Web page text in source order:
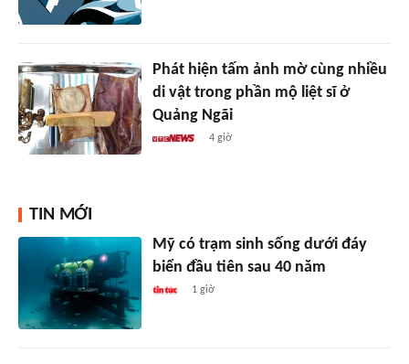
Phát hiện tấm ảnh mờ cùng nhiều
di vật trong phần mộ liệt sĩ ở
Quảng Ngãi
4 giờ
TIN MỚI
Mỹ có trạm sinh sống dưới đáy
biển đầu tiên sau 40 năm
1 giờ